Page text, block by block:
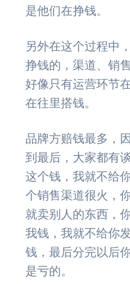
是他们在挣钱。
另外在这个过程中
挣钱的，渠道、销
好像只有运营环节
在往里搭钱。
品牌方赔钱最多，
到最后，大家都有
这个钱，我就不给
个销售渠道很火，
就卖别人的东西，
我钱，我就不给你
钱，最后分完以后
是亏的。